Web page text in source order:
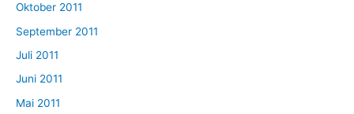
Oktober 2011
September 2011
Juli 2011
Juni 2011
Mai 2011